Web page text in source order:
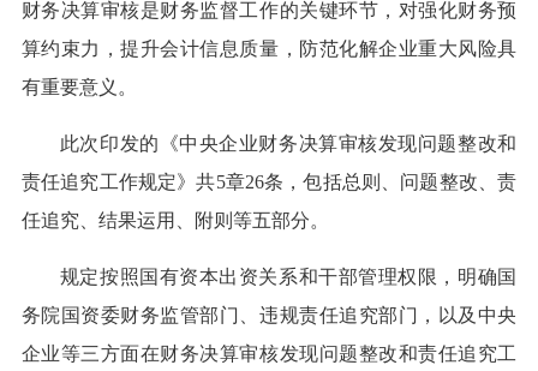
财务决算审核是财务监督工作的关键环节，对强化财务预
算约束力，提升会计信息质量，防范化解企业重大风险具
有重要意义。
此次印发的《中央企业财务决算审核发现问题整改和
责任追究工作规定》共5章26条，包括总则、问题整改、责
任追究、结果运用、附则等五部分。
规定按照国有资本出资关系和干部管理权限，明确国
务院国资委财务监管部门、违规责任追究部门，以及中央
企业等三方面在财务决算审核发现问题整改和责任追究工